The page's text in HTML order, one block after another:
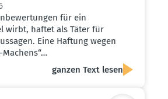
für ein
wirbt, haftet als Täter für
Eine Haftung wegen
Machens“…
ganzen Text lesen